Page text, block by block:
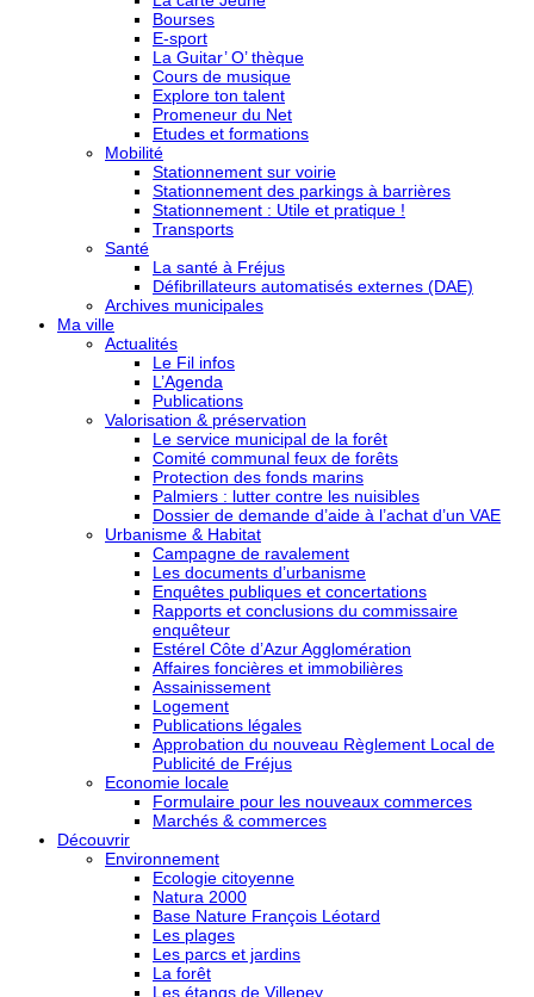
Bourses
E-sport
La Guitar’ O’ thèque
Cours de musique
Explore ton talent
Promeneur du Net
Etudes et formations
Mobilité
Stationnement sur voirie
Stationnement des parkings à barrières
Stationnement : Utile et pratique !
Transports
Santé
La santé à Fréjus
Défibrillateurs automatisés externes (DAE)
Archives municipales
Ma ville
Actualités
Le Fil infos
L’Agenda
Publications
Valorisation & préservation
Le service municipal de la forêt
Comité communal feux de forêts
Protection des fonds marins
Palmiers : lutter contre les nuisibles
Dossier de demande d’aide à l’achat d’un VAE
Urbanisme & Habitat
Campagne de ravalement
Les documents d’urbanisme
Enquêtes publiques et concertations
Rapports et conclusions du commissaire
enquêteur
Estérel Côte d’Azur Agglomération
Affaires foncières et immobilières
Assainissement
Logement
Publications légales
Approbation du nouveau Règlement Local de
Publicité de Fréjus
Economie locale
Formulaire pour les nouveaux commerces
Marchés & commerces
Découvrir
Environnement
Ecologie citoyenne
Natura 2000
Base Nature François Léotard
Les plages
Les parcs et jardins
La forêt
Les étangs de Villepey